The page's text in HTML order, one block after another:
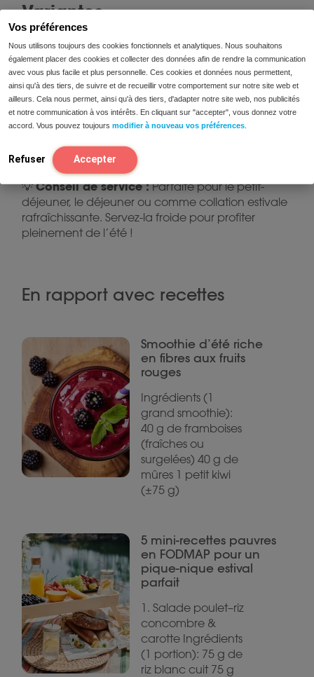
Vos préférences
Nous utilisons toujours des cookies fonctionnels et analytiques. Nous souhaitons
également placer des cookies et collecter des données afin de rendre la communication
avec vous plus facile et plus personnelle. Ces cookies et données nous permettent,
ainsi qu'à des tiers, de suivre et de recueillir votre comportement sur notre site web et
ailleurs. Cela nous permet, ainsi qu'à des tiers, d'adapter notre site web, nos publicités
et notre communication à vos intérêts. En cliquant sur "accepter", vous donnez votre
accord. Vous pouvez toujours modifier à nouveau vos préférences
Refuser Accepter
Variantes
Ajoutez de la papaye ou de l’ananas
petites quantités selon les limites Low FODMAP.
Saupoudrez denoix ou pacanes hachées
pour un côté croquant (max. 10–15 g par
portion).
💡Conseil de service :Parfaite pour le petit-
déjeuner, le déjeuner ou comme collation estivale
rafraîchissante. Servez-la froide pour profiter
pleinement de l’été !
En rapport avec recettes
Smoothie d’été riche
en fibres aux fruits
rouges
Ingrédients (1
grand smoothie):
40 g de framboises
(fraîches ou
surgelées) 40 g de
mûres 1 petit kiwi
(±75 g)
5 mini-recettes pauvres
en FODMAP pour un
pique-nique estival
parfait
1. Salade poulet–riz
concombre &
carotte Ingrédients
(1 portion): 75 g de
riz blanc cuit 75 g